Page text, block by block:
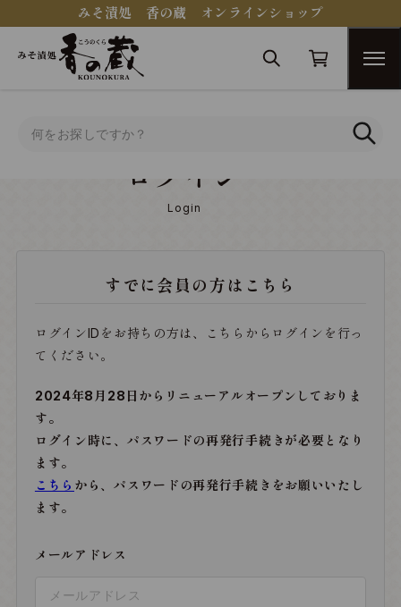
みそ漬処 香の蔵 オンラインショップ
ログイン
Login
すでに会員の方はこちら
ログインIDをお持ちの方は、こちらからログインを行っ
てください。
2024年8月28日からリニューアルオープンしておりま
す。
ログイン時に、パスワードの再発行手続きが必要となり
ます。
こちら から、パスワードの再発行手続きをお願いいたし
ます。
メールアドレス